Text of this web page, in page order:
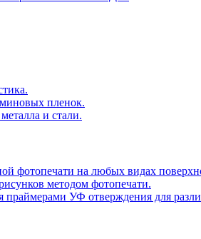
пленок.
и стали.
фотопечати на любых видах
методом фотопечати.
УФ отверждения для